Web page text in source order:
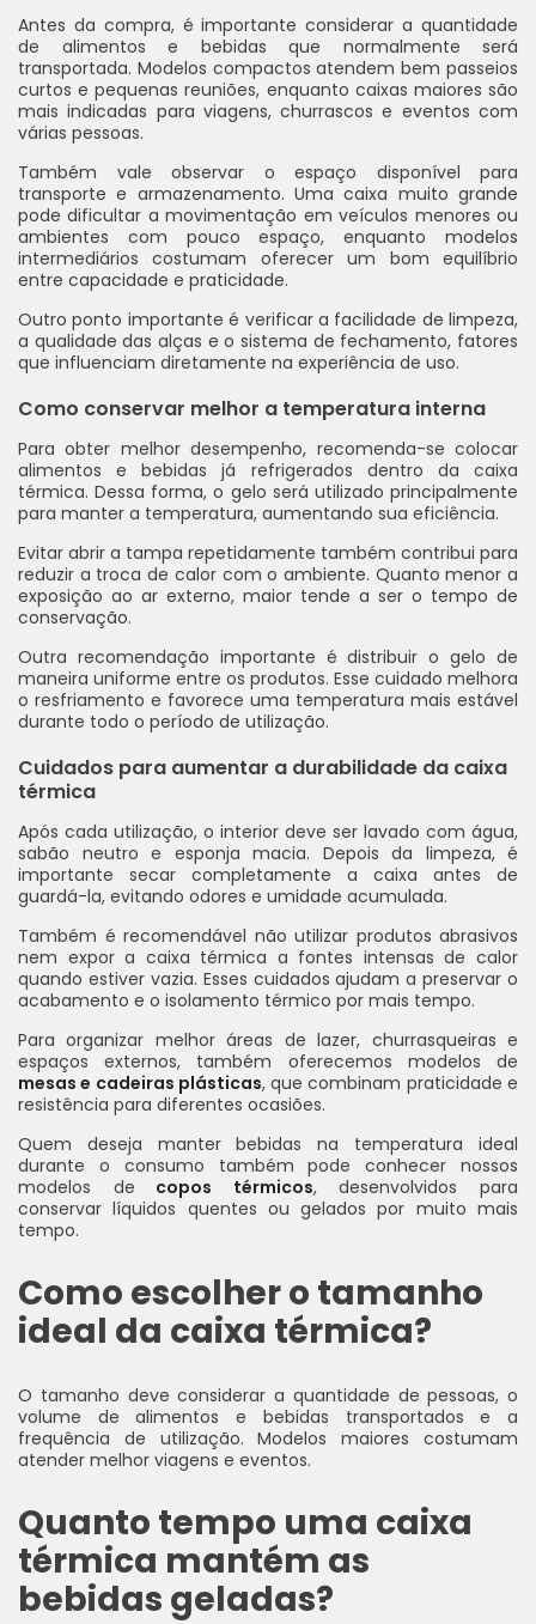
Antes da compra, é importante considerar a quantidade
de alimentos e bebidas que normalmente será
transportada. Modelos compactos atendem bem passeios
curtos e pequenas reuniões, enquanto caixas maiores são
mais indicadas para viagens, churrascos e eventos com
várias pessoas.
Também vale observar o espaço disponível para
transporte e armazenamento. Uma caixa muito grande
pode dificultar a movimentação em veículos menores ou
ambientes com pouco espaço, enquanto modelos
intermediários costumam oferecer um bom equilíbrio
entre capacidade e praticidade.
Outro ponto importante é verificar a facilidade de limpeza,
a qualidade das alças e o sistema de fechamento, fatores
que influenciam diretamente na experiência de uso.
Como conservar melhor a temperatura interna
Para obter melhor desempenho, recomenda-se colocar
alimentos e bebidas já refrigerados dentro da caixa
térmica. Dessa forma, o gelo será utilizado principalmente
para manter a temperatura, aumentando sua eficiência.
Evitar abrir a tampa repetidamente também contribui para
reduzir a troca de calor com o ambiente. Quanto menor a
exposição ao ar externo, maior tende a ser o tempo de
conservação.
Outra recomendação importante é distribuir o gelo de
maneira uniforme entre os produtos. Esse cuidado melhora
o resfriamento e favorece uma temperatura mais estável
durante todo o período de utilização.
Cuidados para aumentar a durabilidade da caixa
térmica
Após cada utilização, o interior deve ser lavado com água,
sabão neutro e esponja macia. Depois da limpeza, é
importante secar completamente a caixa antes de
guardá-la, evitando odores e umidade acumulada.
Também é recomendável não utilizar produtos abrasivos
nem expor a caixa térmica a fontes intensas de calor
quando estiver vazia. Esses cuidados ajudam a preservar o
acabamento e o isolamento térmico por mais tempo.
Para organizar melhor áreas de lazer, churrasqueiras e
espaços externos, também oferecemos modelos de
mesas e cadeiras plásticas, que combinam praticidade e
resistência para diferentes ocasiões.
Quem deseja manter bebidas na temperatura ideal
durante o consumo também pode conhecer nossos
modelos de copos térmicos, desenvolvidos para
conservar líquidos quentes ou gelados por muito mais
tempo.
Como escolher o tamanho
ideal da caixa térmica?
O tamanho deve considerar a quantidade de pessoas, o
volume de alimentos e bebidas transportados e a
frequência de utilização. Modelos maiores costumam
atender melhor viagens e eventos.
Quanto tempo uma caixa
térmica mantém as
bebidas geladas?